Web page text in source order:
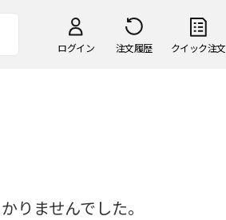
ログイン 注文履歴 クイック注文
りませんでした。